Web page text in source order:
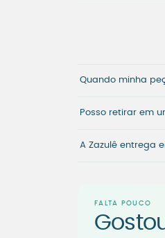
Quando minha
Posso retirar em
A Zazulê entrega
FALTA POUCO